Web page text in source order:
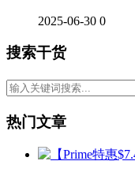
2025-06-30 0
搜索干货
热门文章